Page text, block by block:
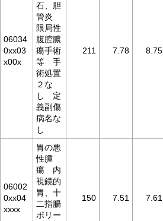
06034
0xx03
x00x
石、胆
管炎
限局性
腹腔膿
瘍手術
等 手
術処置
２な
し 定
義副傷
病名な
し
211 7.78 8.75
06002
0xx04
xxxx
胃の悪
性腫
瘍 内
視鏡的
胃、十
二指腸
ポリー
150 7.51 7.61